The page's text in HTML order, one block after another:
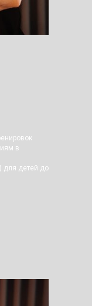
в
для детей до